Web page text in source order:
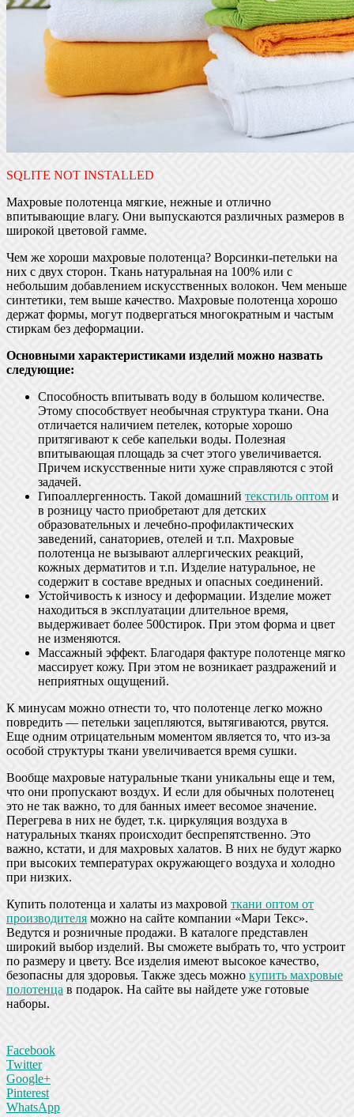
SQLITE NOT INSTALLED
Махровые полотенца мягкие, нежные и отлично
впитывающие влагу. Они выпускаются различных размеров в
широкой цветовой гамме.
Чем же хороши махровые полотенца? Ворсинки-петельки на
них с двух сторон. Ткань натуральная на 100% или с
небольшим добавлением искусственных волокон. Чем меньше
синтетики, тем выше качество. Махровые полотенца хорошо
держат формы, могут подвергаться многократным и частым
стиркам без деформации.
Основными характеристиками изделий можно назвать
следующие:
Способность впитывать воду в большом количестве.
Этому способствует необычная структура ткани. Она
отличается наличием петелек, которые хорошо
притягивают к себе капельки воды. Полезная
впитывающая площадь за счет этого увеличивается.
Причем искусственные нити хуже справляются с этой
задачей.
Гипоаллергенность. Такой домашний текстиль оптом и
в розницу часто приобретают для детских
образовательных и лечебно-профилактических
заведений, санаториев, отелей и т.п. Махровые
полотенца не вызывают аллергических реакций,
кожных дерматитов и т.п. Изделие натуральное, не
содержит в составе вредных и опасных соединений.
Устойчивость к износу и деформации. Изделие может
находиться в эксплуатации длительное время,
выдерживает более 500стирок. При этом форма и цвет
не изменяются.
Массажный эффект. Благодаря фактуре полотенце мягко
массирует кожу. При этом не возникает раздражений и
неприятных ощущений.
К минусам можно отнести то, что полотенце легко можно
повредить — петельки зацепляются, вытягиваются, рвутся.
Еще одним отрицательным моментом является то, что из-за
особой структуры ткани увеличивается время сушки.
Вообще махровые натуральные ткани уникальны еще и тем,
что они пропускают воздух. И если для обычных полотенец
это не так важно, то для банных имеет весомое значение.
Перегрева в них не будет, т.к. циркуляция воздуха в
натуральных тканях происходит беспрепятственно. Это
важно, кстати, и для махровых халатов. В них не будут жарко
при высоких температурах окружающего воздуха и холодно
при низких.
Купить полотенца и халаты из махровой ткани оптом от
производителя можно на сайте компании «Мари Текс».
Ведутся и розничные продажи. В каталоге представлен
широкий выбор изделий. Вы сможете выбрать то, что устроит
по размеру и цвету. Все изделия имеют высокое качество,
безопасны для здоровья. Также здесь можно купить махровые
полотенца в подарок. На сайте вы найдете уже готовые
наборы.
Facebook
Twitter
Google+
Pinterest
WhatsApp